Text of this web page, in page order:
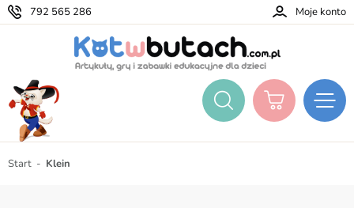
792 565 286 Moje konto
Start Klein